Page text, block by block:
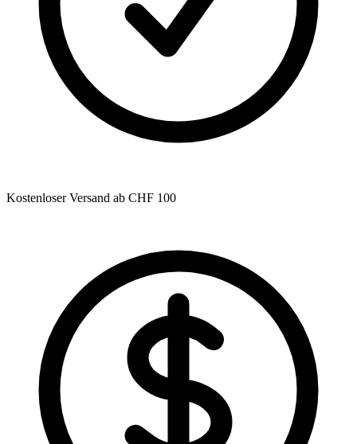
Kostenloser Versand ab CHF 100